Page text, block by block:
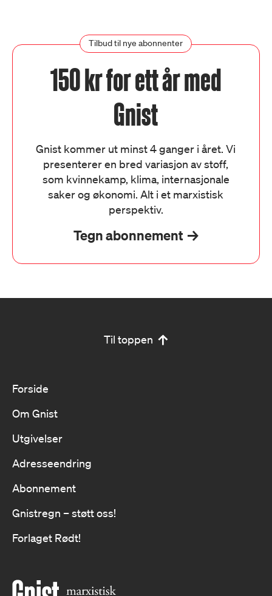
Tilbud til nye abonnenter
150 kr for ett år med
Gnist
Gnist kommer ut minst 4 ganger i året. Vi
presenterer en bred variasjon av stoff,
som kvinnekamp, klima, internasjonale
saker og økonomi. Alt i et marxistisk
perspektiv.
Tegn abonnement
Til toppen
Forside
Om Gnist
Utgivelser
Adresseendring
Abonnement
Gnistregn – støtt oss!
Forlaget Rødt!